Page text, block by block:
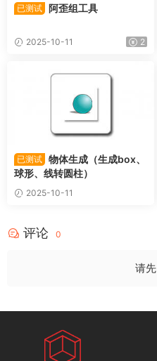
已测试 阿歪组工具
2025-10-11 2
已测试 物体生成（生成box、
球形、线转圆柱）
2025-10-11
评论 0
请先